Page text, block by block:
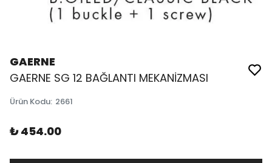
GAERNE
GAERNE SG 12 BAĞLANTI MEKANİZMASI
Ürün Kodu: 2661
₺ 454.00